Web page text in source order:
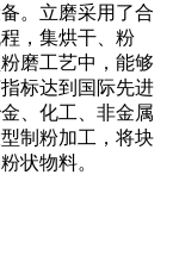
。立磨采用了合
，集烘干、粉
磨工艺中，能够
标达到国际先进
、化工、非金属
制粉加工，将块
状物料。